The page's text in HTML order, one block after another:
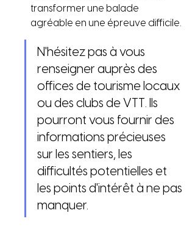
transformer une balade
agréable en une épreuve difficile.
N'hésitez pas à vous
renseigner auprès des
offices de tourisme locaux
ou des clubs de VTT. Ils
pourront vous fournir des
informations précieuses
sur les sentiers, les
difficultés potentielles et
les points d'intérêt à ne pas
manquer.